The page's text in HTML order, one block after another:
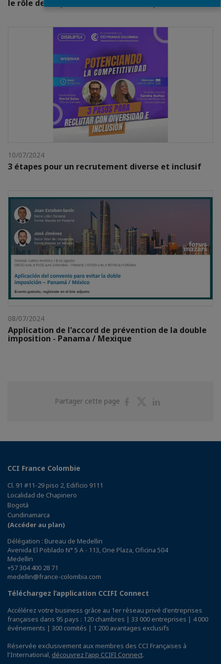
le rôle de l'expertise externe en temps de crise.
10/07/2024
3 étapes pour un recrutement diverse et inclusif
08/07/2024
Application de l'accord de prévention de la double
imposition - Panama / Mexique
Partager cette page
PartagerPartager
CCI France Colombie
Cl. 91 #11-29 piso 2, Edificio 9111
Localidad de Chapinero
Bogotá
Cundinamarca
(Accéder au plan)
Délégation : Bureau de Medellin
Avenida El Poblado N° 5 A - 113, One Plaza, Oficina 504
Medellin
+57 304 400 28 71
medellin@france-colombia.com
Téléchargez l’application CCIFI Connect
Accélérez votre business grâce au 1er réseau privé d'entreprises
françaises dans 95 pays : 120 chambres | 33 000 entreprises | 4 000
événements | 300 comités | 1 200 avantages exclusifs
Réservée exclusivement aux membres des CCI Françaises à
l'International, découvrez l'app CCIFI Connect.